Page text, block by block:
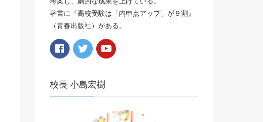
著書に『高校受験は「内申点アップ」が９割』
（青春出版社）がある。
校長 小島宏樹